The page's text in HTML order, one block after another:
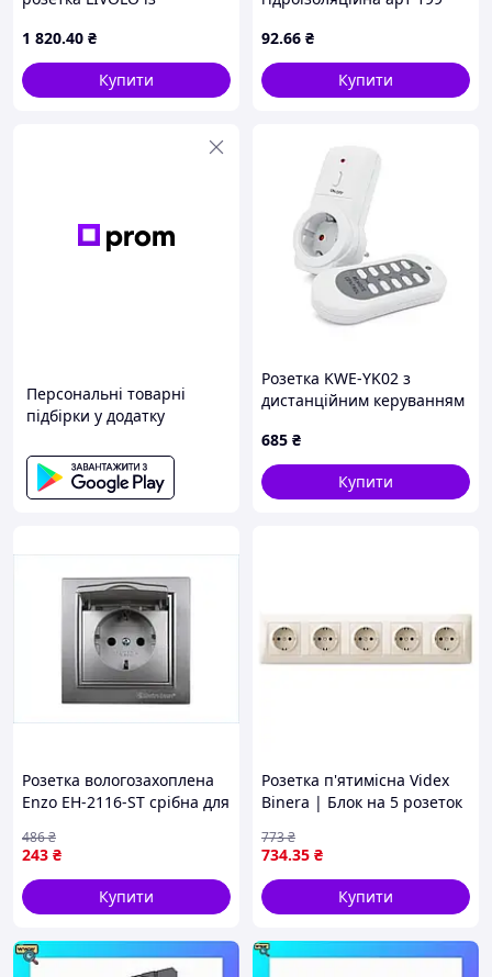
рамка, шторки, 250В 16А,
настінна дизайнерська
1 820.40 ₴
Купити
92.66 ₴
Купити
Персональні товарні
підбірки у додатку
Розетка KWE-YK02 з
дистанційним керуванням
685 ₴
Купити
Розетка вологозахоплена
Enzo EH-2116-ST срібна для
з кришкою IP22 16А 220-
250V
243 ₴
486₴
Купити
Розетка п'ятимісна Videx
Binera | Блок на 5 розеток
Пластикова Рамка Кремова
734.35 ₴
773₴
Купити